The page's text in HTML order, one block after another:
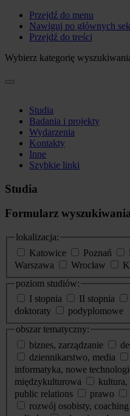
Przejdź do menu
Nawiguj po głównych
Przejdź do treści
Wybierz kategorię
Studia
Badania i projekty
Wydarzenia
Kontakty
Inne
Szybkie linki
Studia
Formularz
lokalizacja:
Katowice
Poznań
Warszawa
Wrocław
poziom studiów:
I stopnia
II stopnia
doktoraty
podyplomowe
obszar tematyczny:
biznes, zarządzanie
dziennikarstwo, media
informatyka, nowe
międzykulturowa
kultura,
public relations
prawo
rozwój osobisty, coaching